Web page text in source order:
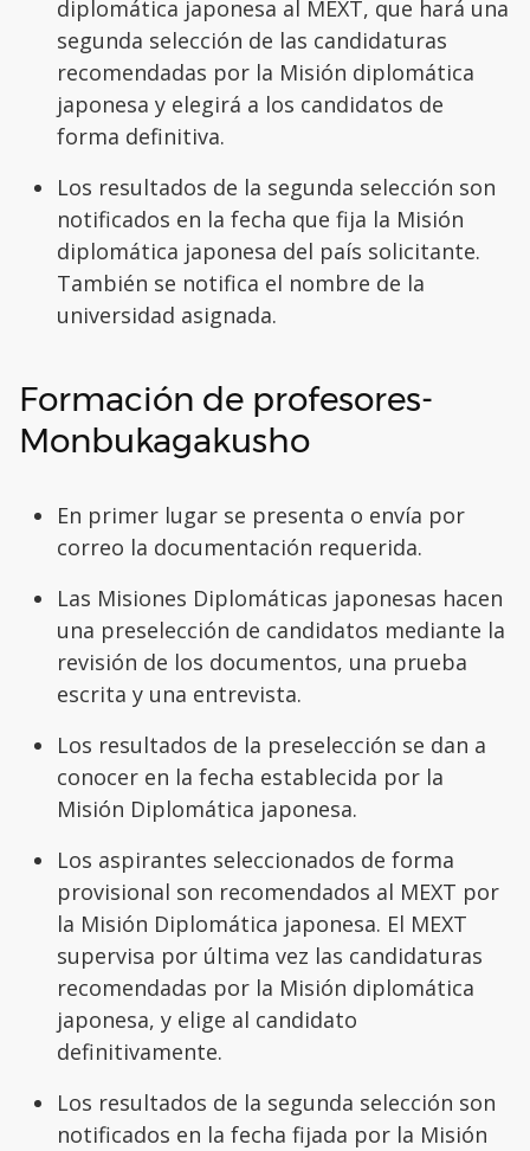
diplomática japonesa al MEXT, que hará una
segunda selección de las candidaturas
recomendadas por la Misión diplomática
japonesa y elegirá a los candidatos de
forma definitiva.
Los resultados de la segunda selección son
notificados en la fecha que fija la Misión
diplomática japonesa del país solicitante.
También se notifica el nombre de la
universidad asignada.
Formación de profesores-
Monbukagakusho
En primer lugar se presenta o envía por
correo la documentación requerida.
Las Misiones Diplomáticas japonesas hacen
una preselección de candidatos mediante la
revisión de los documentos, una prueba
escrita y una entrevista.
Los resultados de la preselección se dan a
conocer en la fecha establecida por la
Misión Diplomática japonesa.
Los aspirantes seleccionados de forma
provisional son recomendados al MEXT por
la Misión Diplomática japonesa. El MEXT
supervisa por última vez las candidaturas
recomendadas por la Misión diplomática
japonesa, y elige al candidato
definitivamente.
Los resultados de la segunda selección son
notificados en la fecha fijada por la Misión